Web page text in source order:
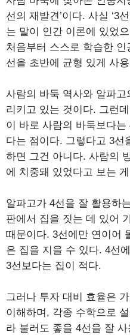
선의 재발견’이다. 사실 ‘3
는 말이 인간 이론에 있었
처음부터 스스로 학습한
선을 초반에 균형 있게 사
사람의 바둑 역사와 알파
리키고 있는 것이다. 그런
이 바로 사람의 바둑보다
다는 점이다. 그렇다고 3선
하면 그건 아니다. 사람의
에 치중돼 있었다고 보는
알파고가 4선을 잘 활용하
판에서 집을 짓는 데 있어
때문이다. 3선에만 연이어
은 집을 지을 수 있다. 4선
3선보다는 집이 적다.
그러나 투자 대비 효율은
이해하며, 각종 수학으로
라 불러도 좋을 4선을 잘